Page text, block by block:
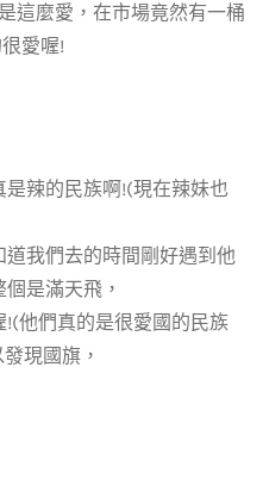
這麼愛，在市場竟然有一桶
愛喔!
辣的民族啊!(現在辣妹也
我們去的時間剛好遇到他
是滿天飛，
他們真的是很愛國的民族
現國旗，